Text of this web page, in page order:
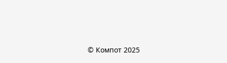
© Компот 2025